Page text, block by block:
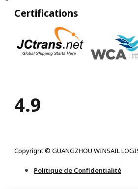
Certifications
4.9
Copyright © GUANGZHOU WINSAIL
Politique de Confidentialité